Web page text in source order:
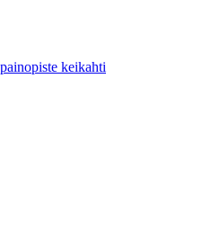
keikahti